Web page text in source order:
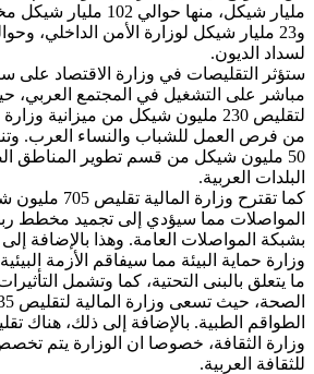
مليار شيكل، منها حوالي
لسداد الديون.
ستؤثر التقليصات في وزارة الاقتصاد على
مباشر على التشغيل في المجتمع العربي،
لتقليص 230 مليون شيكل من ميزانية
من فرص العمل للشباب والنساء العرب.
50 مليون شيكل من قسم تطوير المناطق
البلدات العربية.
كما تقترح وزارة
المواصلات مما سيؤدي إلى تجميد مخطط
بشبكة المواصلات العامة. وهذا بالإضافة
وزارة حماية البيئة مما سيفاقم الأزمة
ما يتعلق بالبنى التحتية، كما وتشمل
الطواقم الطبية. بالإضافة إلى ذلك،
للثقافة العربية.